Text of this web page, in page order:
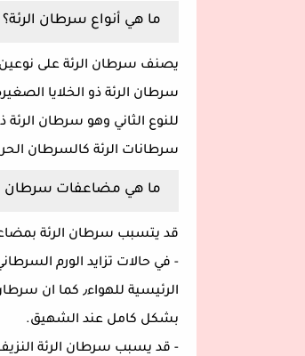
ما هي أنواع سرطان الرئة؟
يصنف سرطان الرئة على
سرطانات الرئة كالسرطان الحرشفيّ الخلايا٫ والسرطان
ما هي مضاعفات سرطان
قد يتسبب سرطان الرئة
- في حالات تزايد الورم
بشكل كامل عند الشهيق.